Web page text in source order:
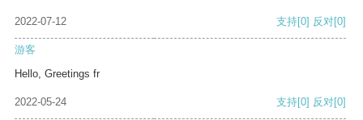
2022-07-12 支持[0] 反对[0]
游客
Hello, Greetings fr
2022-05-24 支持[0] 反对[0]